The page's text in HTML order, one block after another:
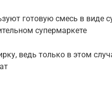
готовую смесь в виде
супермаркете
ведь только в этом